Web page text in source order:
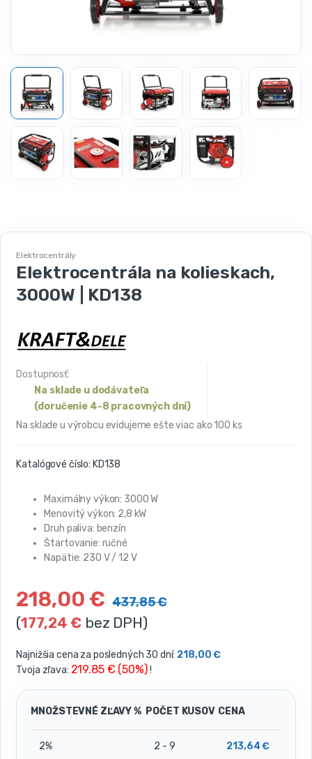
Elektrocentrály
Elektrocentrála na kolieskach,
3000W | KD138
Dostupnosť:
Na sklade u dodávateľa
(doručenie 4-8 pracovných dni)
Na sklade u výrobcu evidujeme ešte viac ako 100 ks
Katalógové číslo: KD138
Maximálny výkon: 3000 W
Menovitý výkon: 2,8 kW
Druh paliva: benzín
Štartovanie: ručné
Napätie: 230 V / 12 V
218,00 € 437,85€
(177,24€ bez DPH)
Najnižšia cena za posledných 30 dní: 218,00€
Tvoja zľava: 219.85 € (50%)!
MNOŽSTEVNÉ ZĽAVY % POČET KUSOV CENA
2% 2 - 9 213,64€